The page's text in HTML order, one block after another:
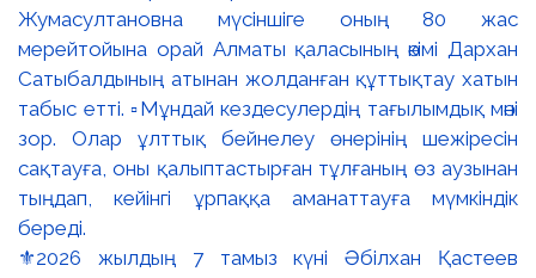
⚜️2026 жылдың 7 тамыз күні Әбілхан Қастеев